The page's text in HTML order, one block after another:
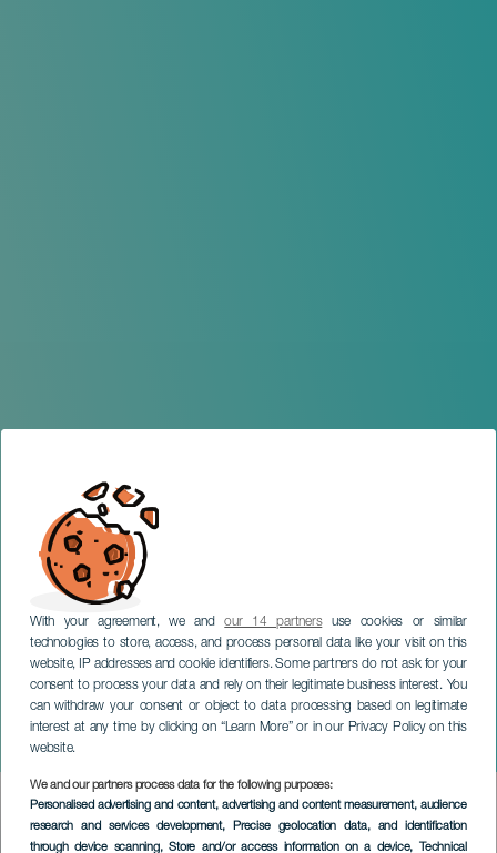
With your agreement, we andour 14 partnersuse cookies or similar
technologies to store, access, and process personal data like your visit on this
website, IP addresses and cookie identifiers. Some partners do not ask for your
consent to process your data and rely on their legitimate business interest. You
can withdraw your consent or object to data processing based on legitimate
interest at any time by clicking on “Learn More” or in our Privacy Policy on this
website.
We and our partners process data for the following purposes:
Personalised advertising and content, advertising and content measurement, audience
research and services development, Precise geolocation data, and identification
through device scanning, Store and/or access information on a device, Technical
Fiestas de San Antonio
Abad y San Isidro Labrador
en el Amparo
TENERIFE
Imagen
Listado